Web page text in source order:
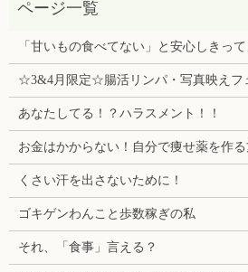
「甘いもの食べてない」と安心しきっ
☆3&4月限定☆腸活リンパ・写真映えフ
あなたしてる！？ハラスメント！！
お金はかからない！自分で痩せ薬を作る
くさい汗を出さないために！
ゴキゲンわんこと歩数稼ぎの私
それ、「食事」言える？